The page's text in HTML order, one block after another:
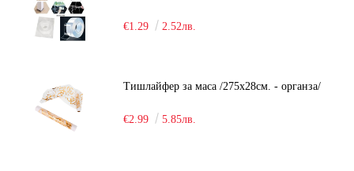
€1.29 2.52лв.
Тишлайфер за маса /275х28см. - органза/
€2.99 5.85лв.